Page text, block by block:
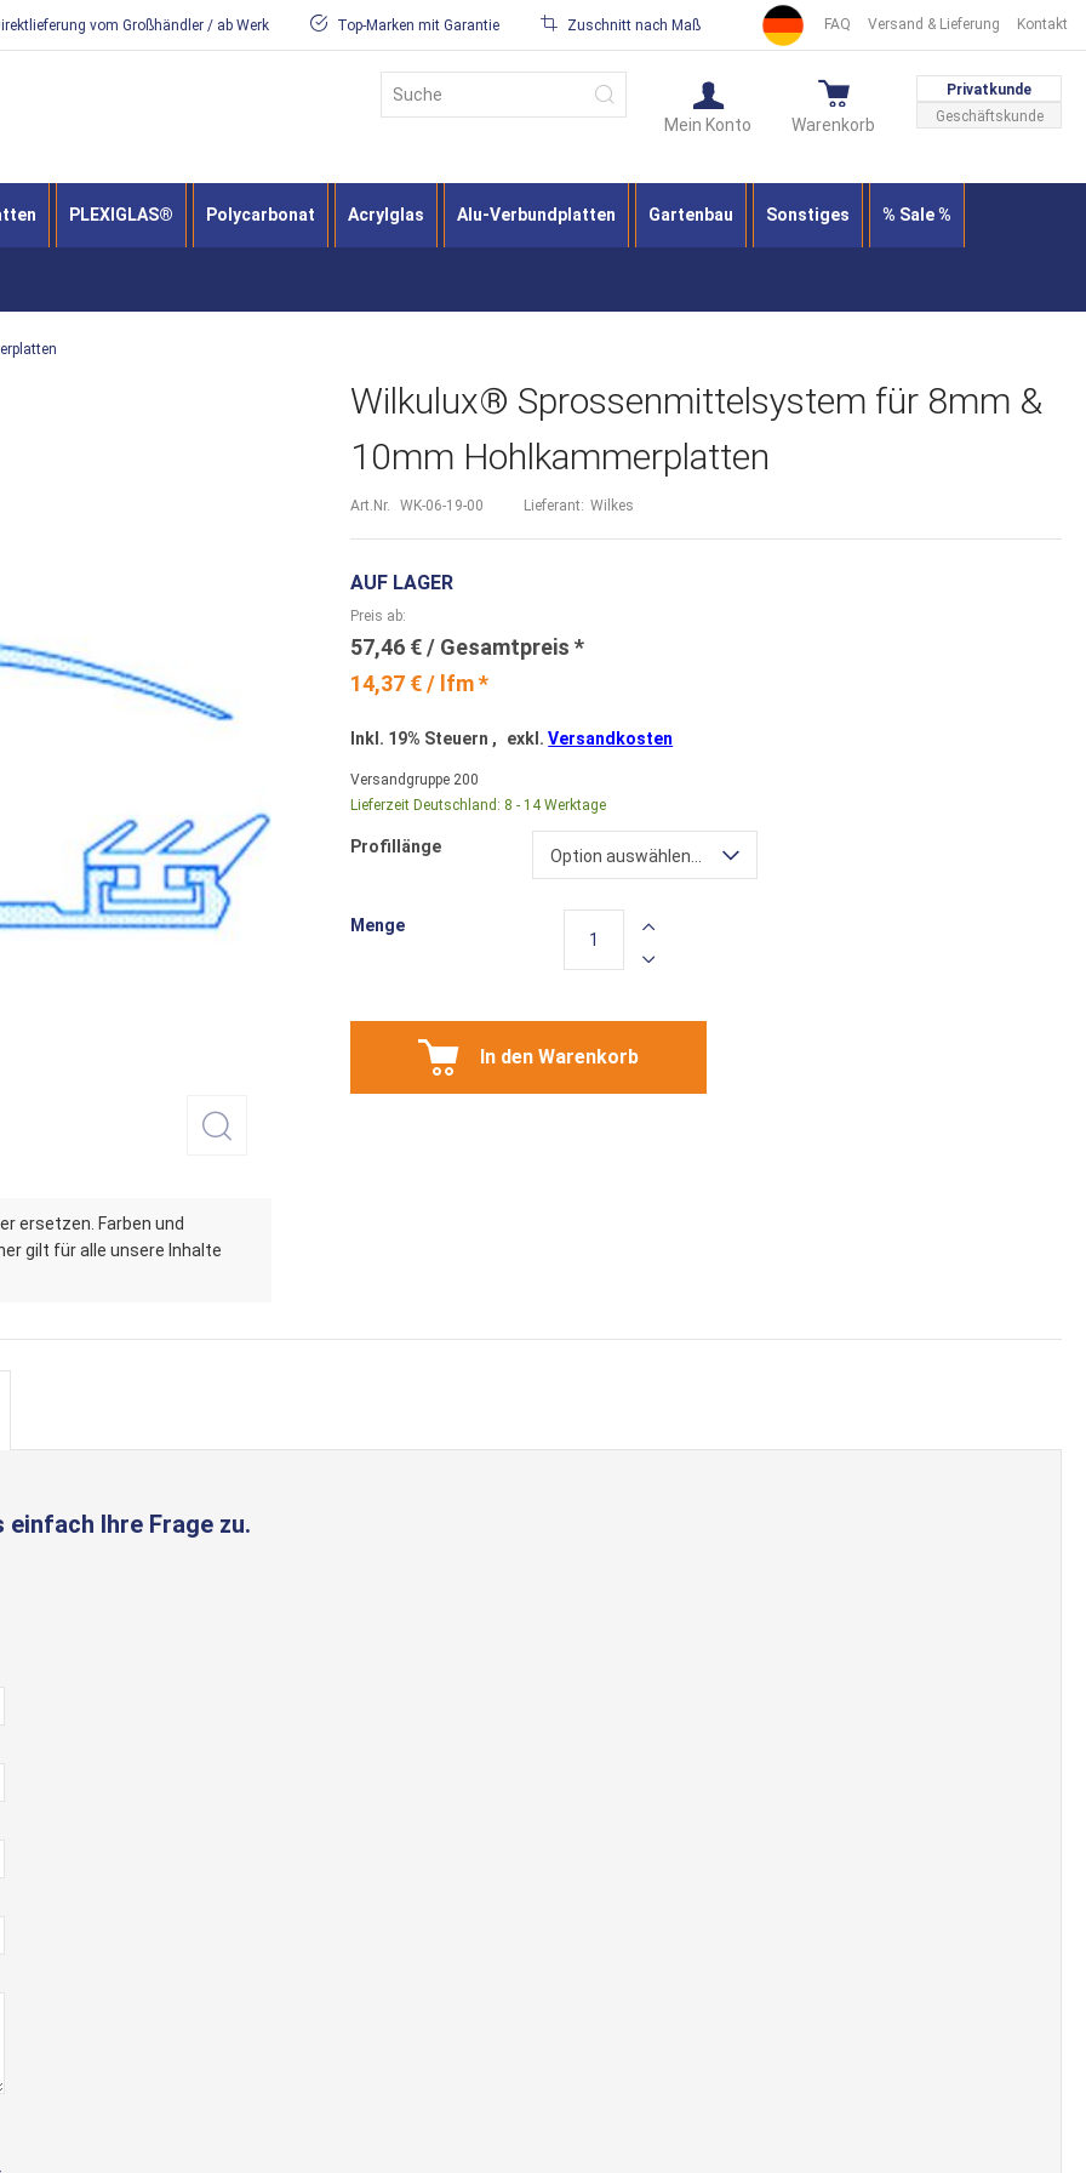
FAQ Versand & Lieferung Kontakt
vom Großhändler / ab Werk Top-Marken mit Garantie Zuschnitt nach Maß
Privatkunde
Geschäftskunde
Warenkorb
Mein Konto
Suche
PLEXIGLAS® Polycarbonat Acrylglas Alu-Verbundplatten Gartenbau Sonstiges % Sale %
ersetzen. Farben und
gilt für alle unsere Inhalte
Wilkulux® Sprossenmittelsystem für 8mm &
10mm Hohlkammerplatten
Art.Nr. WK-06-19-00 Lieferant: Wilkes
AUF LAGER
14,37 € / lfm *
Preis ab
57,46 €
Inkl. 19% Steuern , exkl.Versandkosten
Versandgruppe 200
Lieferzeit Deutschland: 8 - 14 Werktage
Profillänge Option auswählen...
Menge
In den Warenkorb
Ihre Frage zu.